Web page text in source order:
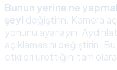
Bunun yerine ne
şeyi değiştirin. Kamera
yönünü ayarlayın.
açıklamasını değiştirin.
etkileri ürettiğini tam